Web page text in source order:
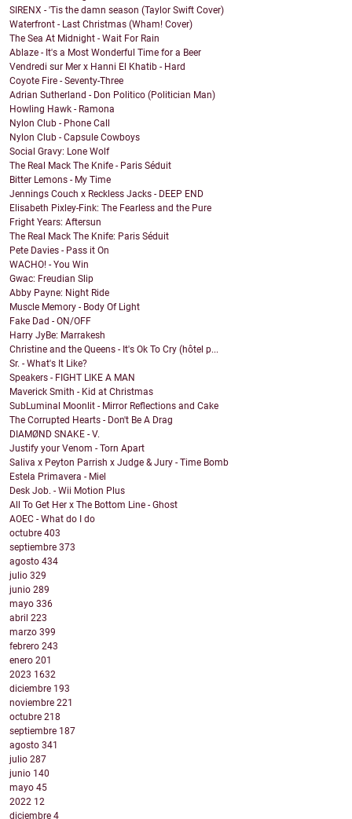
SIRENX - 'Tis the damn season (Taylor Swift Cover)
Waterfront - Last Christmas (Wham! Cover)
The Sea At Midnight - Wait For Rain
Ablaze - It's a Most Wonderful Time for a Beer
Vendredi sur Mer x Hanni El Khatib - Hard
Coyote Fire - Seventy-Three
Adrian Sutherland - Don Politico (Politician Man)
Howling Hawk - Ramona
Nylon Club - Phone Call
Nylon Club - Capsule Cowboys
Social Gravy: Lone Wolf
The Real Mack The Knife - Paris Séduit
Bitter Lemons - My Time
Jennings Couch x Reckless Jacks - DEEP END
Elisabeth Pixley-Fink: The Fearless and the Pure
Fright Years: Aftersun
The Real Mack The Knife: Paris Séduit
Pete Davies - Pass it On
WACHO! - You Win
Gwac: Freudian Slip
Abby Payne: Night Ride
Muscle Memory - Body Of Light
Fake Dad - ON/OFF
Harry JyBe: Marrakesh
Christine and the Queens - It's Ok To Cry (hôtel p...
Sr. - What's It Like?
Speakers - FIGHT LIKE A MAN
Maverick Smith - Kid at Christmas
SubLuminal Moonlit - Mirror Reflections and Cake
The Corrupted Hearts - Don't Be A Drag
DIAMØND SNAKE - V.
Justify your Venom - Torn Apart
Saliva x Peyton Parrish x Judge & Jury - Time Bomb
Estela Primavera - Miel
Desk Job. - Wii Motion Plus
All To Get Her x The Bottom Line - Ghost
AOEC - What do I do
octubre 403
septiembre 373
agosto 434
julio 329
junio 289
mayo 336
abril 223
marzo 399
febrero 243
enero 201
2023 1632
diciembre 193
noviembre 221
octubre 218
septiembre 187
agosto 341
julio 287
junio 140
mayo 45
2022 12
diciembre 4